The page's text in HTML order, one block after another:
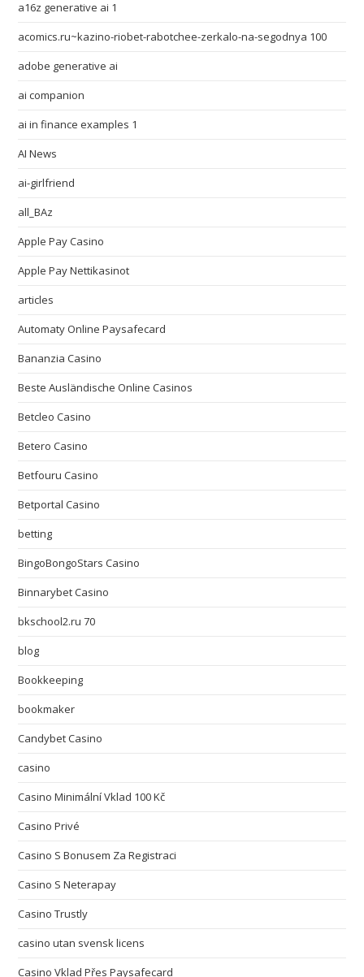
a16z generative ai 1
acomics.ru~kazino-riobet-rabotchee-zerkalo-na-segodnya 100
adobe generative ai
ai companion
ai in finance examples 1
AI News
ai-girlfriend
all_BAz
Apple Pay Casino
Apple Pay Nettikasinot
articles
Automaty Online Paysafecard
Bananzia Casino
Beste Ausländische Online Casinos
Betcleo Casino
Betero Casino
Betfouru Casino
Betportal Casino
betting
BingoBongoStars Casino
Binnarybet Casino
bkschool2.ru 70
blog
Bookkeeping
bookmaker
Candybet Casino
casino
Casino Minimální Vklad 100 Kč
Casino Privé
Casino S Bonusem Za Registraci
Casino S Neterapay
Casino Trustly
casino utan svensk licens
Casino Vklad Přes Paysafecard